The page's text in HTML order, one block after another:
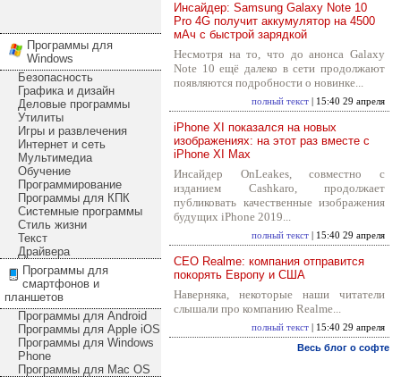
Программы для
Windows
Безопасность
Графика и дизайн
Деловые программы
Утилиты
Игры и развлечения
Интернет и сеть
Мультимедиа
Обучение
Программирование
Программы для КПК
Системные программы
Стиль жизни
Текст
Драйвера
Программы для
смартфонов и
планшетов
Программы для Android
Программы для Apple iOS
Программы для Windows
Phone
Программы для Mac OS
Инсайдер: Samsung Galaxy Note 10
Pro 4G получит аккумулятор на 4500
мАч с быстрой зарядкой
Несмотря на то, что до анонса Galaxy
Note 10 ещё далеко в сети продолжают
появляются подробности о новинке...
полный текст | 15:40 29 апреля
iPhone XI показался на новых
изображениях: на этот раз вместе с
iPhone XI Max
Инсайдер OnLeakes, совместно с
изданием Cashkaro, продолжает
публиковать качественные изображения
будущих iPhone 2019...
полный текст | 15:40 29 апреля
CEO Realme: компания отправится
покорять Европу и США
Наверняка, некоторые наши читатели
слышали про компанию Realme...
полный текст | 15:40 29 апреля
Весь блог о софте